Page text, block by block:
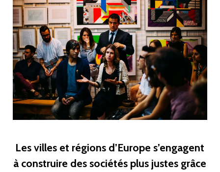
Les villes et régions d’Europe s’engagent
à construire des sociétés plus justes grâce